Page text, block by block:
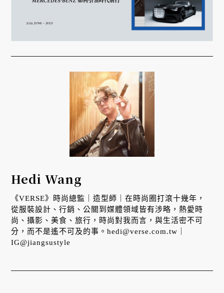
Hedi Wang
《VERSE》時尚總監｜造型師｜在時尚圈打滾十幾年，
從服裝設計、行銷、公關到媒體領域皆有涉略，熱愛時
尚、攝影、美食、旅行，時尚對我而言，與生活密不可
分，而不是遙不可及的事。hedi@verse.com.tw｜
IG@jiangsustyle